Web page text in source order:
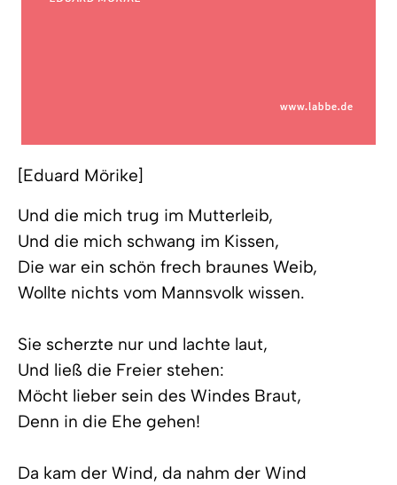
[Eduard Mörike]
Und die mich trug im Mutterleib,
Und die mich schwang im Kissen,
Die war ein schön frech braunes Weib,
Wollte nichts vom Mannsvolk wissen.
Sie scherzte nur und lachte laut,
Und ließ die Freier stehen:
Möcht lieber sein des Windes Braut,
Denn in die Ehe gehen!
Da kam der Wind, da nahm der Wind